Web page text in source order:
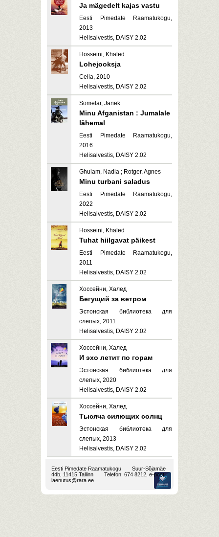
Ja mägedelt kajas vastu
Eesti Pimedate Raamatukogu,
2013
Helisalvestis, DAISY 2.02
Hosseini, Khaled
Lohejooksja
Celia, 2010
Helisalvestis, DAISY 2.02
Somelar, Janek
Minu Afganistan : Jumalale
lähemal
Eesti Pimedate Raamatukogu,
2016
Helisalvestis, DAISY 2.02
Ghulam, Nadia ; Rotger, Agnes
Minu turbani saladus
Eesti Pimedate Raamatukogu,
2022
Helisalvestis, DAISY 2.02
Hosseini, Khaled
Tuhat hiilgavat päikest
Eesti Pimedate Raamatukogu,
2011
Helisalvestis, DAISY 2.02
Хоссейни, Халед
Бегущий за ветром
Эстонская библиотека для
слепых, 2011
Helisalvestis, DAISY 2.02
Хоссейни, Халед
И эхо летит по горам
Эстонская библиотека для
слепых, 2020
Helisalvestis, DAISY 2.02
Хоссейни, Халед
Тысяча сияющих солнц
Эстонская библиотека для
слепых, 2013
Helisalvestis, DAISY 2.02
Eesti Pimedate Raamatukogu
Suur-Sõjamäe
44b, 11415 Tallinn
Telefon: 674 8212, e-post:
laenutus@rara.ee